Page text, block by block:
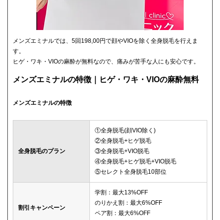
メンズエミナルでは、5回198,00円で顔やVIOを除く全身脱毛を行えま
す。
ヒゲ・ワキ・VIOの麻酔が無料なので、痛みが苦手な人にも安心です。
メンズエミナルの特徴｜ヒゲ・ワキ・VIOの麻酔無料
メンズエミナルの特徴
全身脱毛のプラン
①全身脱毛(顔VIO除く)
②全身脱毛+ヒゲ脱毛
③全身脱毛+VIO脱毛
④全身脱毛+ヒゲ脱毛+VIO脱毛
⑤セレクト全身脱毛10部位
割引キャンペーン
学割：最大13%OFF
のりかえ割：最大6%OFF
ペア割：最大6%OFF